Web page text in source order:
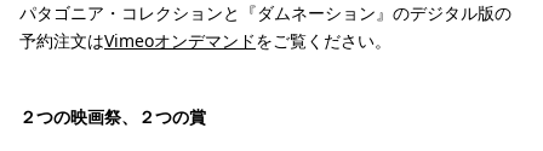
パタゴニア・コレクションと『ダムネーション』のデジタル版の
予約注文はVimeoオンデマンドをご覧ください。
２つの映画祭、２つの賞